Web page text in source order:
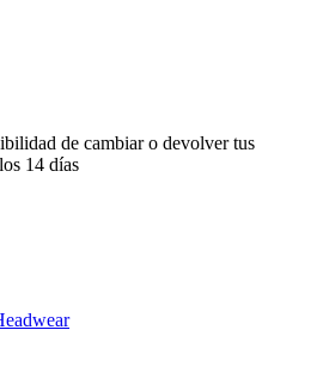
de cambiar o devolver tus
14 días